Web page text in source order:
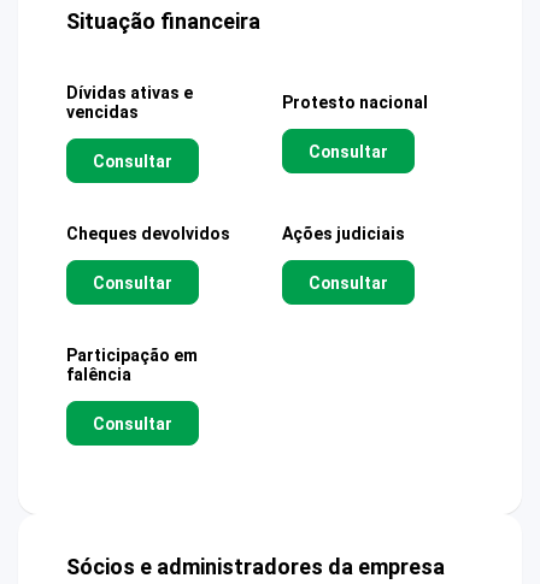
Situação financeira
Dívidas ativas e
vencidas
Consultar
Protesto nacional
Consultar
Cheques devolvidos
Consultar
Ações judiciais
Consultar
Participação em
falência
Consultar
Sócios e administradores da empresa